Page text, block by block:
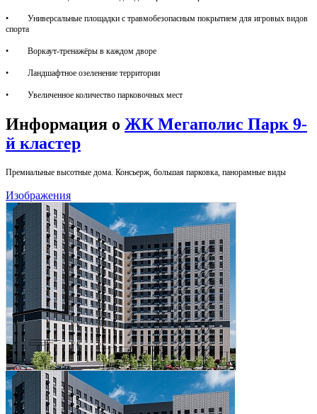
• Универсальные площадки с травмобезопасным покрытием для игровых видов
спорта
• Воркаут-тренажёры в каждом дворе
• Ландшафтное озеленение территории
• Увеличенное количество парковочных мест
Информация о ЖК Мегаполис Парк 9-
й кластер
Премиальные высотные дома. Консьерж, большая парковка, панорамные виды
Изображения